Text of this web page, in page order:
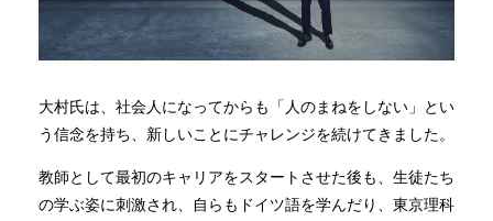
大村氏は、社会人になってからも「人のまねをしない」とい
う信念を持ち、新しいことにチャレンジを続けてきました。
教師として最初のキャリアをスタートさせた後も、生徒たち
の学ぶ姿に刺激され、自らもドイツ語を学んだり、東京理科